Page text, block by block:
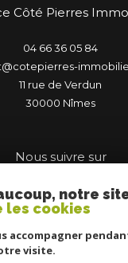
Côté Pierres
04 66 36 05 84
11 rue de Verdun
30000
nîmes
Nous suivre sur
notre
les cookies
accompagner
visite.